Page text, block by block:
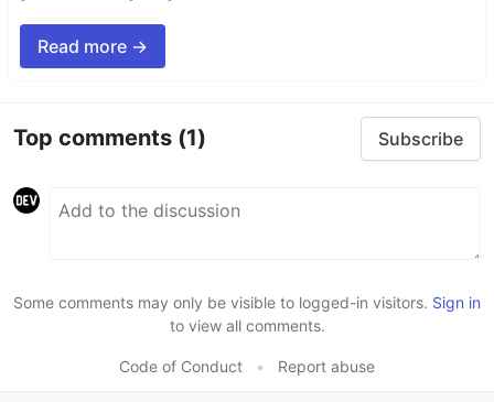
Read more →
Top comments (1) Subscribe
Some comments may only be visible to logged-in visitors. Sign in
to view all comments.
Code of Conduct • Report abuse